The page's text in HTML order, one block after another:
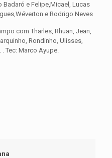
Badaró e Felipe,Micael, Lucas
e Rodrigo Neves
com Tharles, Rhuan, Jean,
Rondinho, Ulisses,
Tec: Marco Ayupe.